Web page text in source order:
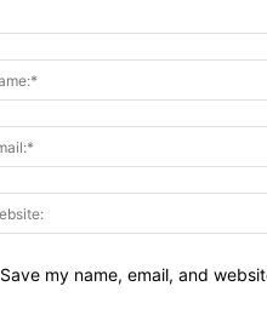
Save my name, email, and